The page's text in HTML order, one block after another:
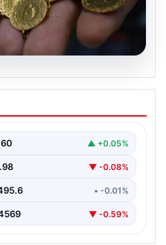
Fiyatları Güncel
gelişmeler ve jeopolitik…
▲ +0.05%
▼ -0.08%
• -0.01%
▼ -0.59%